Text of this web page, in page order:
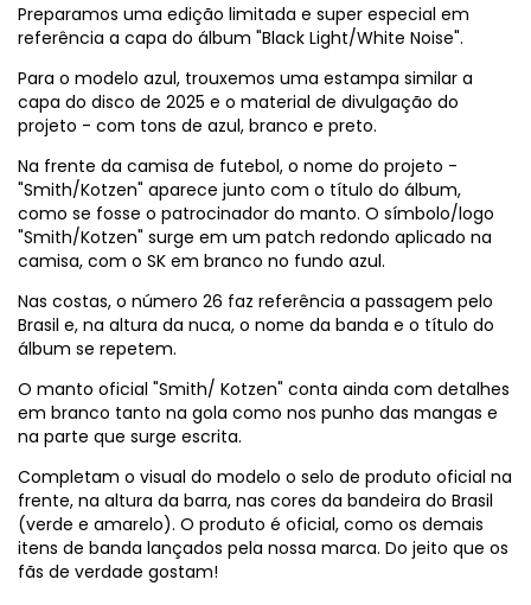
Preparamos uma edição limitada e super especial em
referência a capa do álbum "Black Light/White Noise".
Para o modelo azul, trouxemos uma estampa similar a
capa do disco de 2025 e o material de divulgação do
projeto - com tons de azul, branco e preto.
Na frente da camisa de futebol, o nome do projeto -
"Smith/Kotzen" aparece junto com o título do álbum,
como se fosse o patrocinador do manto. O símbolo/logo
"Smith/Kotzen" surge em um patch redondo aplicado na
camisa, com o SK em branco no fundo azul.
Nas costas, o número 26 faz referência a passagem pelo
Brasil e, na altura da nuca, o nome da banda e o título do
álbum se repetem.
O manto oficial "Smith/ Kotzen" conta ainda com detalhes
em branco tanto na gola como nos punho das mangas e
na parte que surge escrita.
Completam o visual do modelo o selo de produto oficial na
frente, na altura da barra, nas cores da bandeira do Brasil
(verde e amarelo). O produto é oficial, como os demais
itens de banda lançados pela nossa marca. Do jeito que os
fãs de verdade gostam!